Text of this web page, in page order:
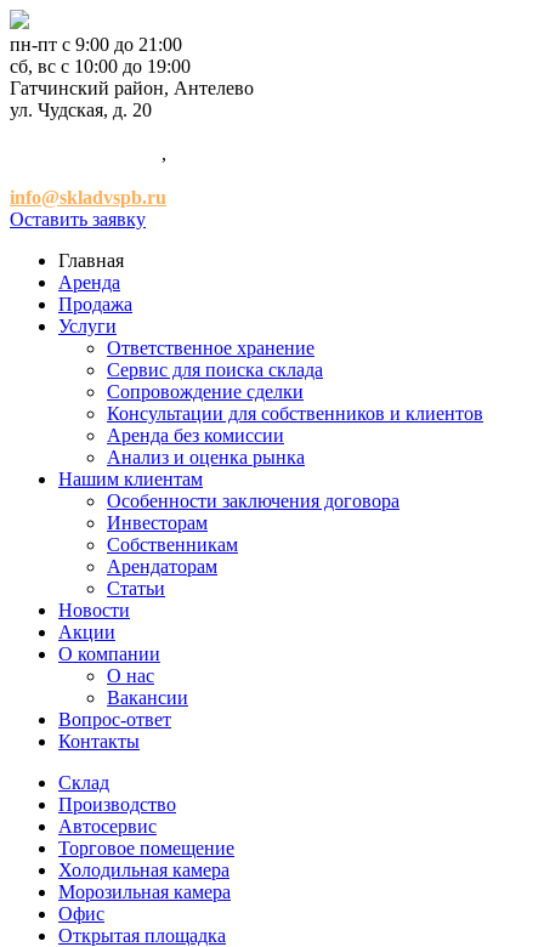
пн-пт с 9:00 до 21:00
сб, вс с 10:00 до 19:00
Гатчинский район, Антелево
ул. Чудская, д. 20
,
info@skladvspb.ru
Оставить заявку
Главная
Аренда
Продажа
Услуги
Ответственное хранение
Сервис для поиска склада
Сопровождение сделки
Консультации для собственников и клиентов
Аренда без комиссии
Анализ и оценка рынка
Нашим клиентам
Особенности заключения договора
Инвесторам
Собственникам
Арендаторам
Статьи
Новости
Акции
О компании
О нас
Вакансии
Вопрос-ответ
Контакты
Склад
Производство
Автосервис
Торговое помещение
Холодильная камера
Морозильная камера
Офис
Открытая площадка